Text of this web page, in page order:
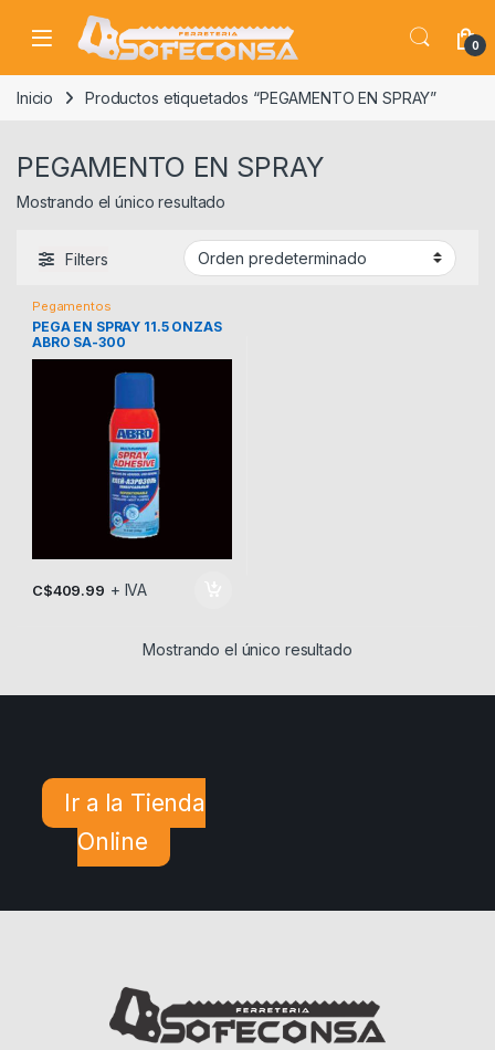
Skip to navigation
Skip to content
0
Inicio Productos etiquetados “PEGAMENTO EN SPRAY”
PEGAMENTO EN SPRAY
Mostrando el único resultado
Filters
Pegamentos
PEGA EN SPRAY 11.5 ONZAS
ABRO SA-300
C$409.99 + IVA
Mostrando el único resultado
Ir a la Tienda
Online